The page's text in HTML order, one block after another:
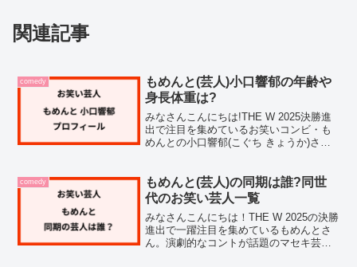
関連記事
comedy
もめんと(芸人)小口響郁の年齢や
身長体重は?
みなさんこんにちは!THE W 2025決勝進
出で注目を集めているお笑いコンビ・も
めんとの小口響郁(こぐち きょうか)さ
出を果たしたことで、一体どんな人物な
のか気にな...
comedy
もめんと(芸人)の同期は誰?同世
代のお笑い芸人一覧
みなさんこんにちは！THE W 2025の決勝
進出で一躍注目を集めているもめんとさ
ん。演劇的なコントが話題のマセキ芸能